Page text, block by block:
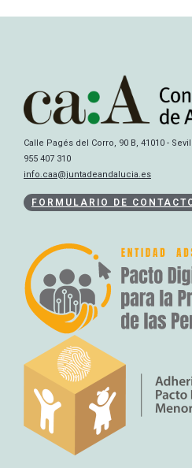
Calle Pagés del Corro, 90 B, 41010 -
955 407 310
info.caa@juntadeandalucia.es
FORMULARIO DE